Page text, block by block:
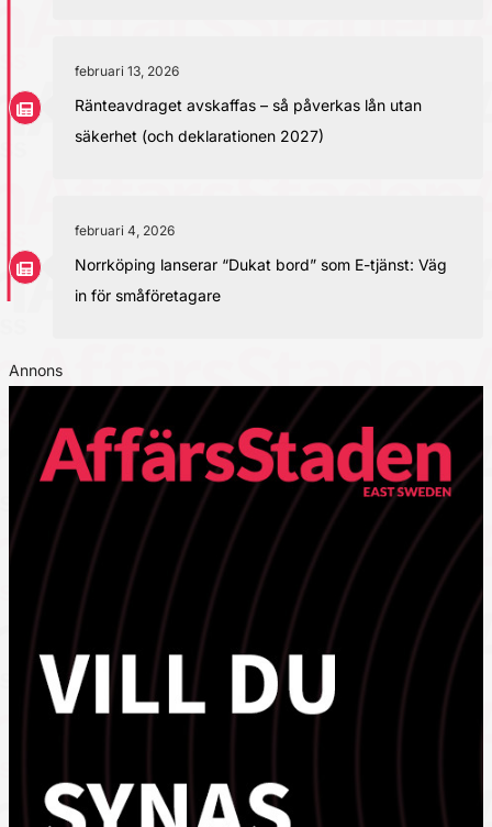
februari 13, 2026
Ränteavdraget avskaffas – så påverkas lån utan
säkerhet (och deklarationen 2027)
februari 4, 2026
Norrköping lanserar “Dukat bord” som E-tjänst: Väg
in för småföretagare
Annons